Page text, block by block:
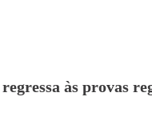
às provas